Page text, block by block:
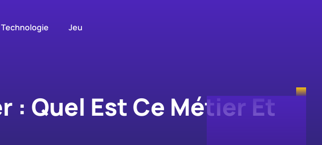
Technologie Jeu
: Quel Est Ce Métier Et